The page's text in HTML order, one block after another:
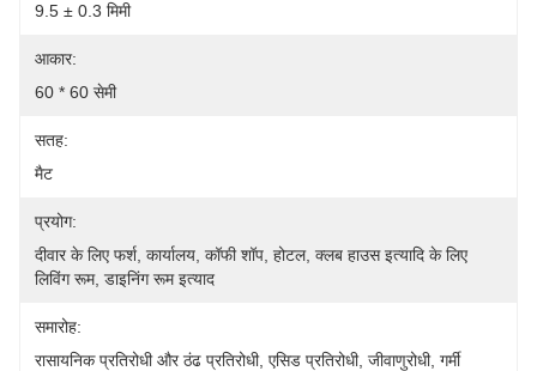
9.5 ± 0.3 मिमी
आकार:
60 * 60 सेमी
सतह:
मैट
प्रयोग:
दीवार के लिए फर्श, कार्यालय, कॉफी शॉप, होटल, क्लब हाउस इत्यादि के लिए
लिविंग रूम, डाइनिंग रूम इत्याद
समारोह:
रासायनिक प्रतिरोधी और ठंढ प्रतिरोधी, एसिड प्रतिरोधी, जीवाणुरोधी, गर्मी